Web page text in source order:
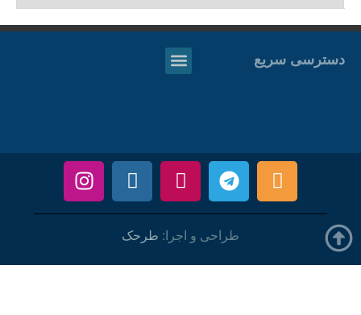
دسترسی سریع
طراحی و اجرا: طرحک